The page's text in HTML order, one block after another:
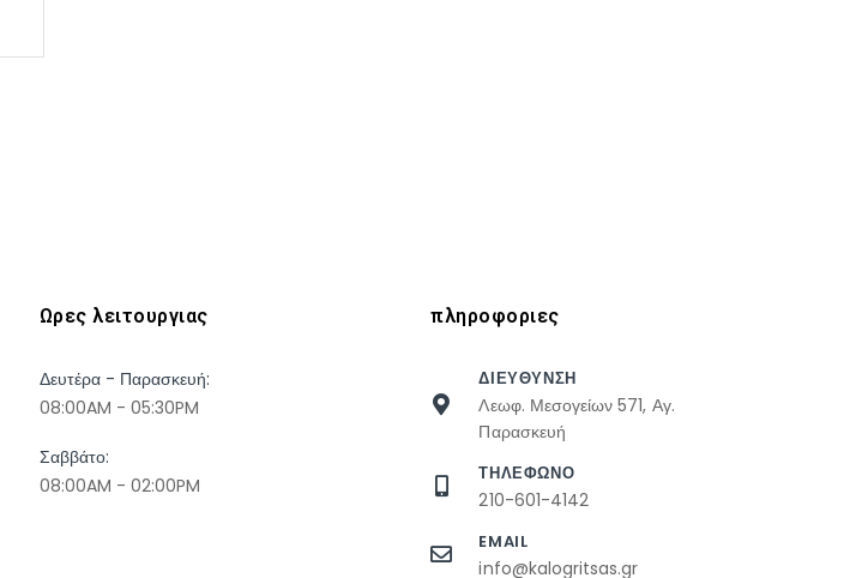
Ωρες λειτουργιας
Δευτέρα - Παρασκευή:
08:00AM - 05:30PM
Σαββάτο:
08:00AM - 02:00PM
πληροφοριες
ΔΙΕΥΘΥΝΣΗ
Λεωφ. Μεσογείων 571, Αγ.
Παρασκευή
ΤΗΛΕΦΩΝΟ
210-601-4142
EMAIL
info@kalogritsas.gr